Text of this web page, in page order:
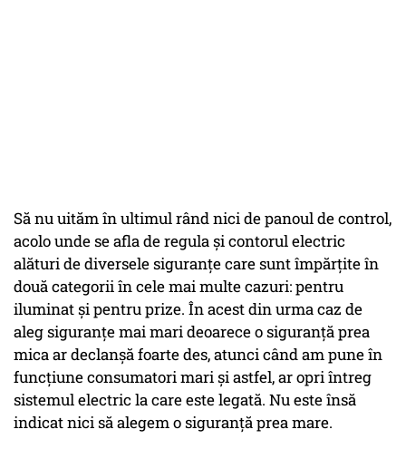
Să nu uităm în ultimul rând nici de panoul de control,
acolo unde se afla de regula și contorul electric
alături de diversele siguranțe care sunt împărțite în
două categorii în cele mai multe cazuri: pentru
iluminat și pentru prize. În acest din urma caz de
aleg siguranțe mai mari deoarece o siguranță prea
mica ar declanșă foarte des, atunci când am pune în
funcțiune consumatori mari și astfel, ar opri întreg
sistemul electric la care este legată. Nu este însă
indicat nici să alegem o siguranță prea mare.